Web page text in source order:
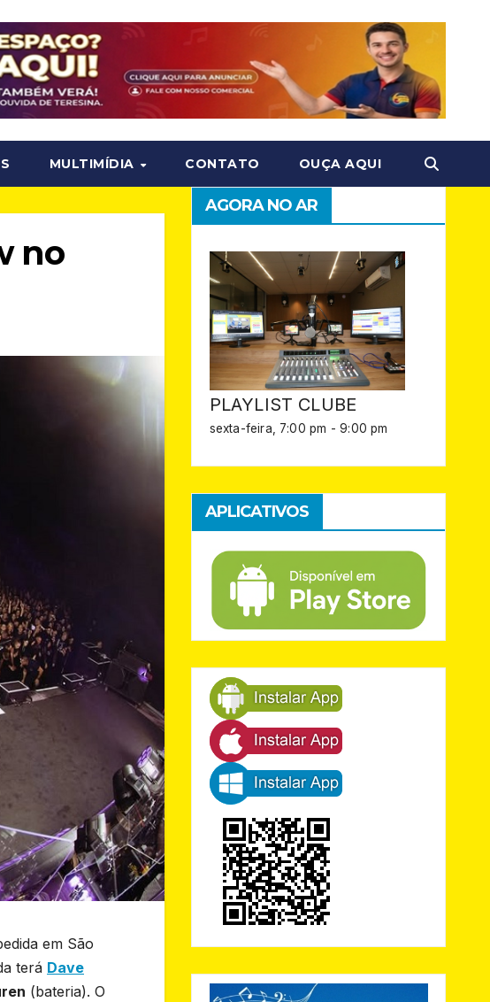
MULTIMÍDIA CONTATO OUÇA AQUI
no
em São
terá Dave
(bateria). O
AGORA NO AR
PLAYLIST CLUBE
sexta-feira, 7:00 pm -9:00 pm
APLICATIVOS